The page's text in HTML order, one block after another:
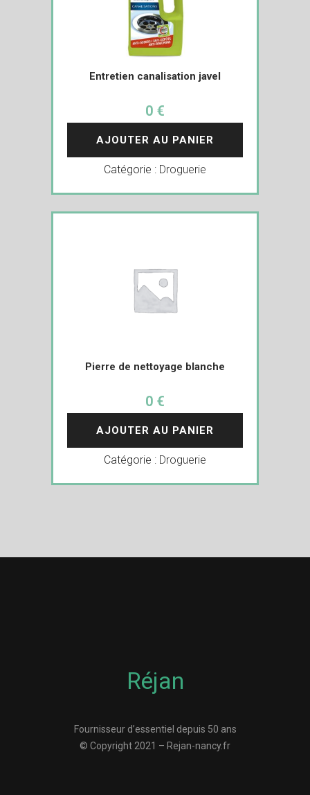
Entretien canalisation javel
0 €
AJOUTER AU PANIER
Catégorie : Droguerie
Pierre de nettoyage blanche
0 €
AJOUTER AU PANIER
Catégorie : Droguerie
Réjan
Fournisseur d’essentiel depuis 50 ans
© Copyright 2021 – Rejan-nancy.fr